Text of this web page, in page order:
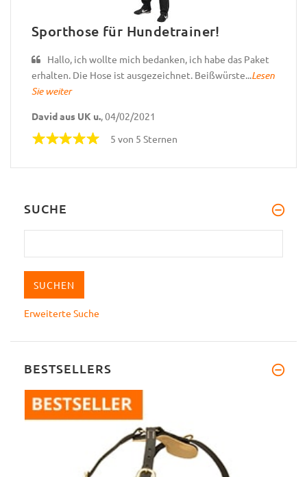
Sporthose für Hundetrainer!
Hallo, ich wollte mich bedanken, ich habe das Paket
erhalten. Die Hose ist ausgezeichnet. Beißwürste...Lesen
Sie weiter
David aus UK u., 04/02/2021
5 von 5 Sternen
SUCHE
Erweiterte Suche
BESTSELLERS